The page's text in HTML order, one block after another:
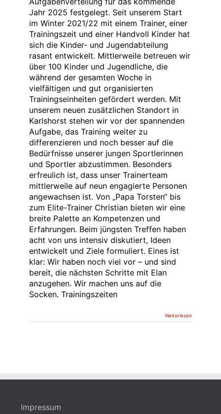
Jahr 2025 festgelegt. Seit unserem Start
im Winter 2021/22 mit einem Trainer, einer
Trainingszeit und einer Handvoll Kinder hat
sich die Kinder- und Jugendabteilung
rasant entwickelt. Mittlerweile betreuen wir
über 100 Kinder und Jugendliche, die
während der gesamten Woche in
vielfältigen und gut organisierten
Trainingseinheiten gefördert werden. Mit
unserem neuen zusätzlichen Standort in
Karlshorst stehen wir vor der spannenden
Aufgabe, das Training weiter zu
differenzieren und noch besser auf die
Bedürfnisse unserer jungen Sportlerinnen
und Sportler abzustimmen. Besonders
erfreulich ist, dass unser Trainerteam
mittlerweile auf neun engagierte Personen
angewachsen ist. Von „Papa Torsten“ bis
zum Elite-Trainer Christian bieten wir eine
breite Palette an Kompetenzen und
Erfahrungen. Beim jüngsten Treffen haben
acht von uns intensiv diskutiert, Ideen
entwickelt und Ziele formuliert. Eines ist
klar: Wir haben noch viel vor – und sind
bereit, die nächsten Schritte mit Elan
anzugehen. Wir machen uns auf die
Socken. Trainingszeiten
Weiterlesen
Impressum